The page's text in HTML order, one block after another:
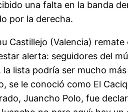
una falta en la banda
por la derecha.
Castillejo (Valencia)
alerta: seguidores del
lista podría ser mucho
se le conoció como El
Juancho Polo, fue